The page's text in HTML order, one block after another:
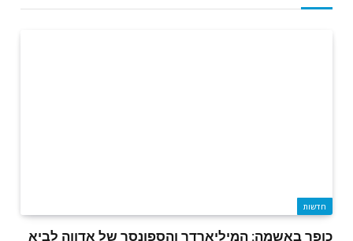
חדשות
כופר באשמה: המיליארדר והספונסר של אדווה לביא